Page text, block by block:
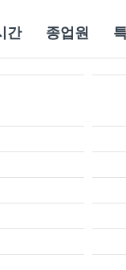
간 종업원